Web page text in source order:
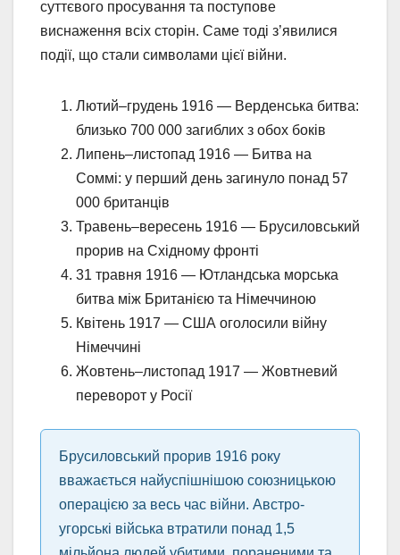
суттєвого просування та поступове
виснаження всіх сторін. Саме тоді з’явилися
події, що стали символами цієї війни.
Лютий–грудень 1916 — Верденська битва:
близько 700 000 загиблих з обох боків
Липень–листопад 1916 — Битва на
Соммі: у перший день загинуло понад 57
000 британців
Травень–вересень 1916 — Брусиловський
прорив на Східному фронті
31 травня 1916 — Ютландська морська
битва між Британією та Німеччиною
Квітень 1917 — США оголосили війну
Німеччині
Жовтень–листопад 1917 — Жовтневий
переворот у Росії
Брусиловський прорив 1916 року
вважається найуспішнішою союзницькою
операцією за весь час війни. Австро-
угорські війська втратили понад 1,5